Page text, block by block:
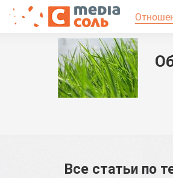
Все статьи по